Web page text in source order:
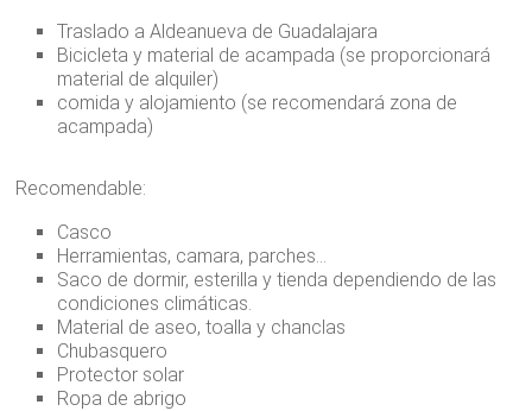
Traslado a Aldeanueva de Guadalajara
Bicicleta y material de acampada (se proporcionará
material de alquiler)
comida y alojamiento (se recomendará zona de
acampada)
Recomendable:
Casco
Herramientas, camara, parches…
Saco de dormir, esterilla y tienda dependiendo de las
condiciones climáticas.
Material de aseo, toalla y chanclas
Chubasquero
Protector solar
Ropa de abrigo